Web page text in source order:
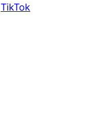
TikTok